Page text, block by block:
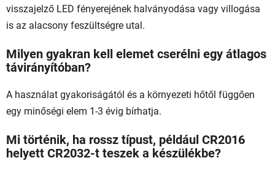
visszajelző LED fényerejének halványodása vagy villogása
is az alacsony feszültségre utal.
Milyen gyakran kell elemet cserélni egy átlagos
távirányítóban?
A használat gyakoriságától és a környezeti hőtől függően
egy minőségi elem 1-3 évig bírhatja.
Mi történik, ha rossz típust, például CR2016
helyett CR2032-t teszek a készülékbe?